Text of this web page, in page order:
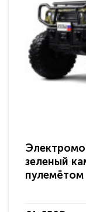
зеленый
пулемётом